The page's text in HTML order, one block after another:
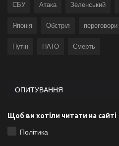
СБУ Атака Зеленський
Японія Обстріл переговори
Путін НАТО Смерть
ОПИТУВАННЯ
Щоб ви хотіли читати на сайті
Політика